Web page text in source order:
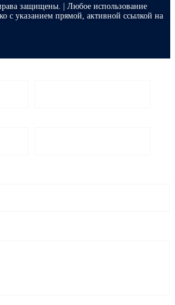
защищены. | Любое использование
с указанием прямой, активной ссылкой на